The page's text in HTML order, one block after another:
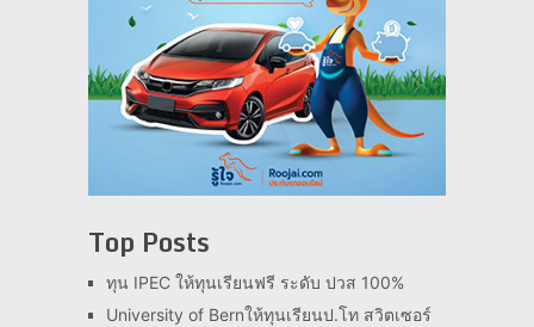
Top Posts
ทุน IPEC ให้ทุนเรียนฟรี ระดับ ปวส 100%
University of Bernให้ทุนเรียนป.โท สวิตเซอร์